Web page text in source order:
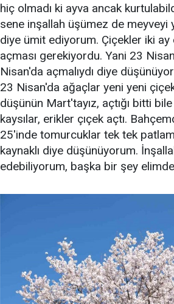
hiç olmadı ki ayva ancak
sene inşallah üşümez de
diye ümit ediyorum. Çiçekler iki
açması gerekiyordu. Yani 23
Nisan'da açmalıydı diye
23 Nisan'da ağaçlar yeni yeni
düşünün Mart'tayız, açtığı bitti
kaysılar, erikler çıçek açtı.
25'inde tomurcuklar tek tek
kaynaklı diye düşünüyorum.
edebiliyorum, başka bir şey